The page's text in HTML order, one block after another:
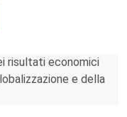
4/2013
risultati economici
e della